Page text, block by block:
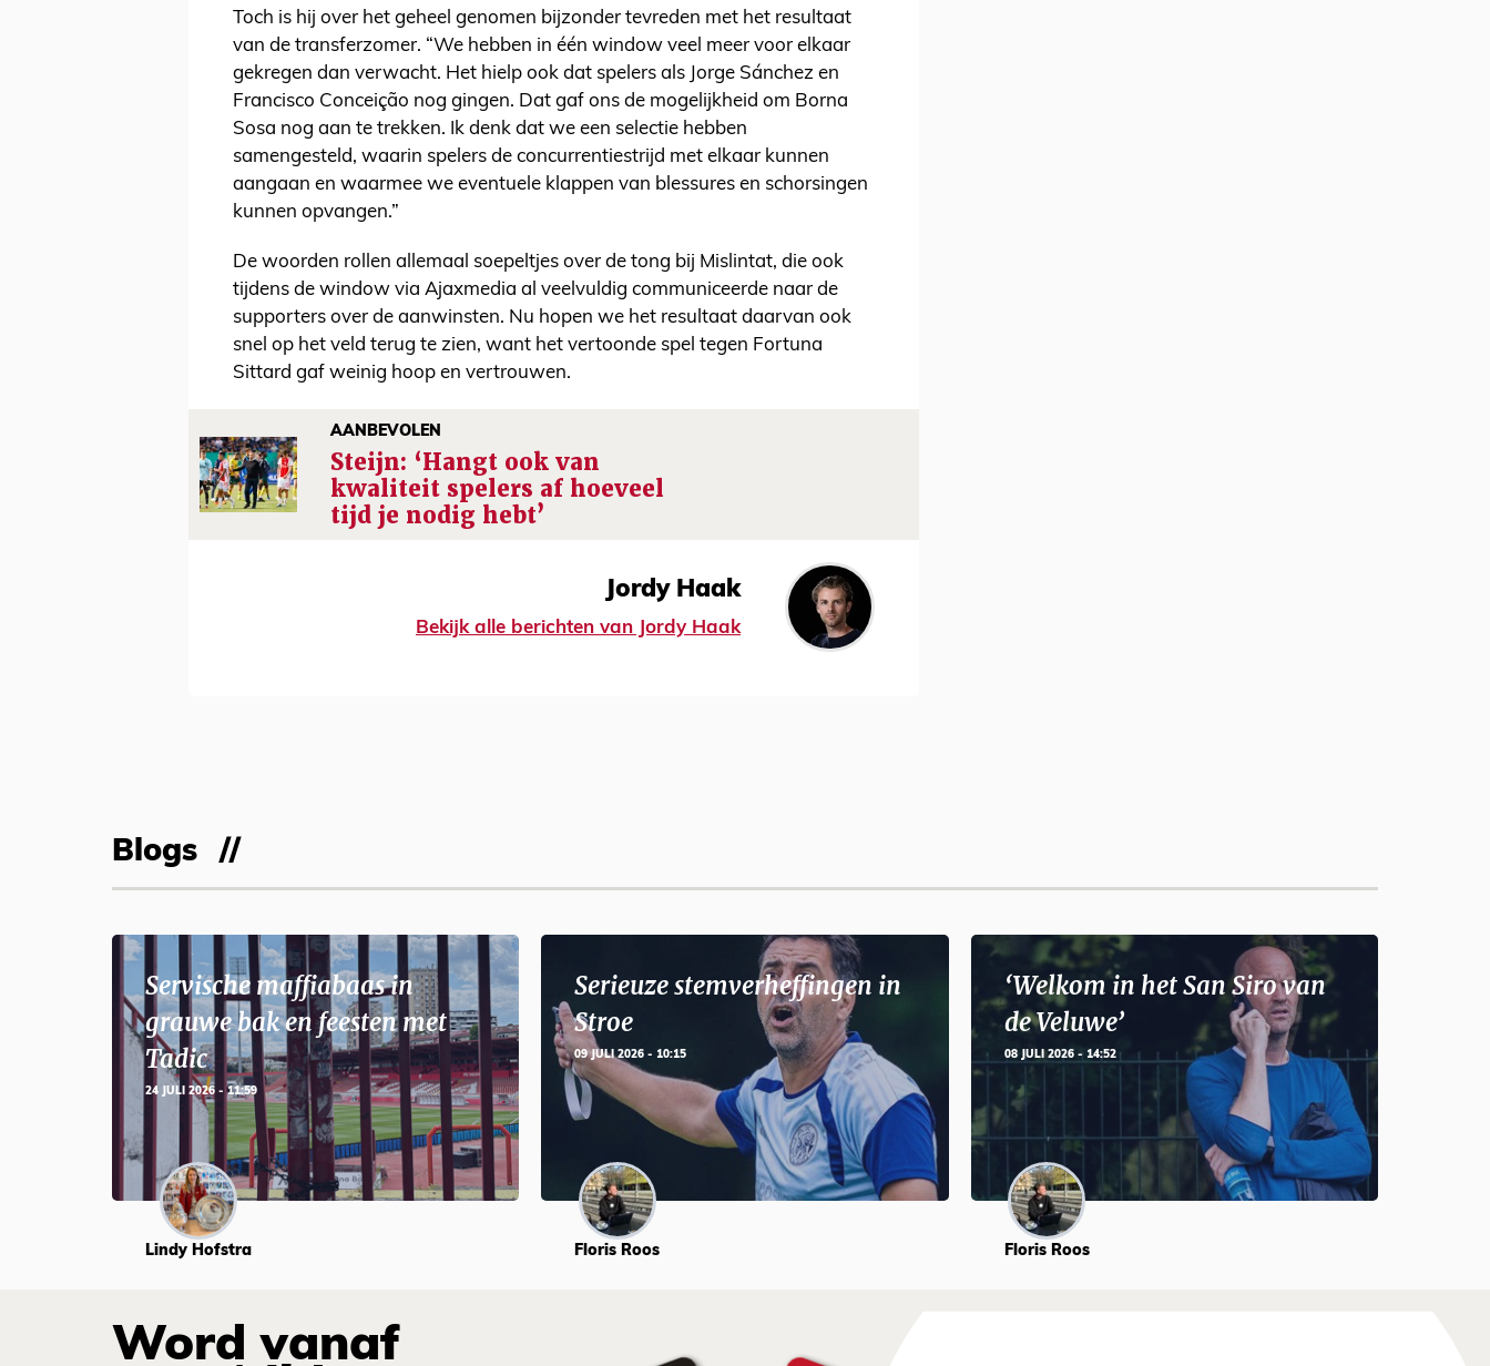
Toch is hij over het geheel genomen bijzonder tevreden met het resultaat
van de transferzomer. “We hebben in één window veel meer voor elkaar
gekregen dan verwacht. Het hielp ook dat spelers als Jorge Sánchez en
Francisco Conceição nog gingen. Dat gaf ons de mogelijkheid om Borna
Sosa nog aan te trekken. Ik denk dat we een selectie hebben
samengesteld, waarin spelers de concurrentiestrijd met elkaar kunnen
aangaan en waarmee we eventuele klappen van blessures en schorsingen
kunnen opvangen.”
De woorden rollen allemaal soepeltjes over de tong bij Mislintat, die ook
tijdens de window via Ajaxmedia al veelvuldig communiceerde naar de
supporters over de aanwinsten. Nu hopen we het resultaat daarvan ook
snel op het veld terug te zien, want het vertoonde spel tegen Fortuna
Sittard gaf weinig hoop en vertrouwen.
AANBEVOLEN
Steijn: ‘Hangt ook van
kwaliteit spelers af hoeveel
tijd je nodig hebt’
Jordy Haak
Bekijk alle berichten van Jordy Haak
Blogs
Servische maffiabaas in
grauwe bak en feesten met
Tadic
24 JULI 2026 - 11:59
Lindy Hofstra
Serieuze stemverheffingen in
Stroe
09 JULI 2026 - 10:15
Floris Roos
‘Welkom in het San Siro van
de Veluwe’
08 JULI 2026 - 14:52
Floris Roos
Word vanaf